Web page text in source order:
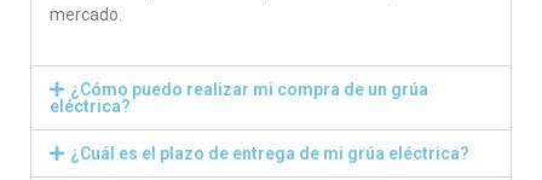
mercado.
¿Cómo puedo realizar mi compra de un grúa
eléctrica?
¿Cuál es el plazo de entrega de mi grúa eléctrica?